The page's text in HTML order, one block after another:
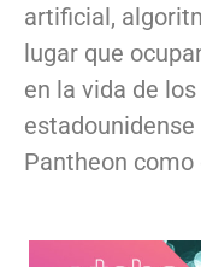
artificial,
lugar que
en la vida de
Pantheon como